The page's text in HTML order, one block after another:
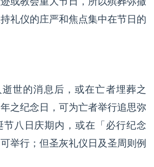
礼仪的庄严和焦点集中在节日的
世的消息后，或在亡者埋葬之
之纪念日，可为亡者举行追思弥
节八日庆期内，或在「必行纪念
举行；但圣灰礼仪日及圣周则例